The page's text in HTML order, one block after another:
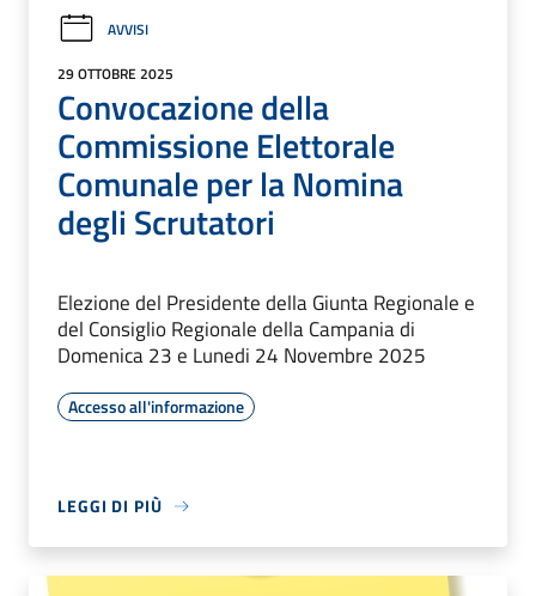
AVVISI
29 OTTOBRE 2025
Convocazione della
Commissione Elettorale
Comunale per la Nomina
degli Scrutatori
Elezione del Presidente della Giunta Regionale e
del Consiglio Regionale della Campania di
Domenica 23 e Lunedi 24 Novembre 2025
Accesso all'informazione
LEGGI DI PIÙ